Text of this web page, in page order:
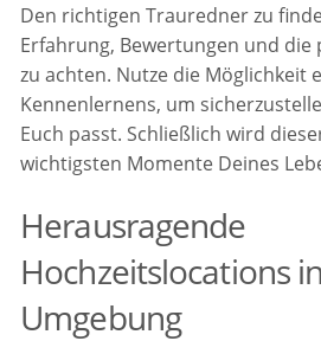
Den richtigen Trauredner zu
Erfahrung, Bewertungen und die
zu achten. Nutze die Möglichkeit
Kennenlernens, um
Euch passt. Schließlich wird
wichtigsten Momente Deines
Herausragende
Hochzeitslocations
Umgebung